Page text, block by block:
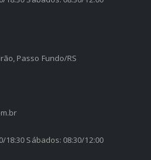
Passo Fundo/RS
18:30 Sábados: 08:30/12:00